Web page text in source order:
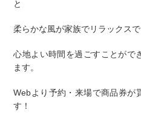
と
柔らかな風が家族でリラックス
心地よい時間を過ごすことがで
ます。
Webより予約・来場で商品券が
す！